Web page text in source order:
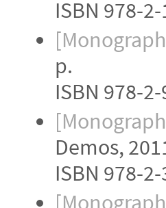
ISBN 978-
p.
ISBN 978-
Demos,
ISBN 978-